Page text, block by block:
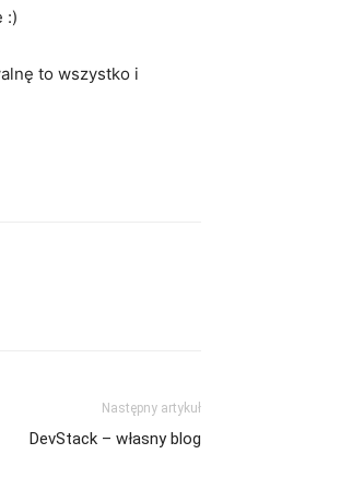
:)
to wszystko i
Następny artykuł
DevStack – własny blog